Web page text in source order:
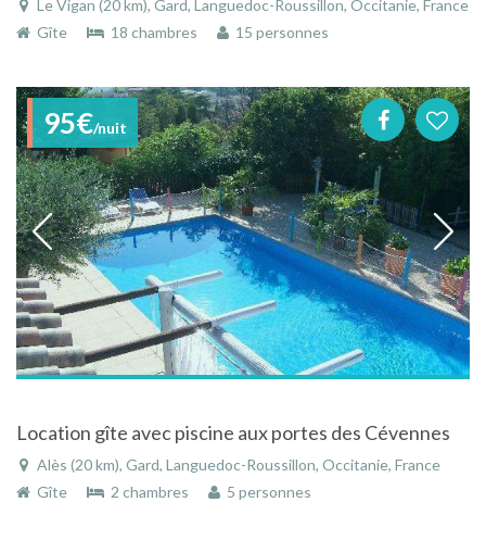
Le Vigan (20 km), Gard, Languedoc-Roussillon, Occitanie, France
Gîte
18 chambres 15 personnes
95€/nuit
Location gîte avec piscine aux portes des Cévennes
Alès (20 km), Gard, Languedoc-Roussillon, Occitanie, France
Gîte
2 chambres 5 personnes